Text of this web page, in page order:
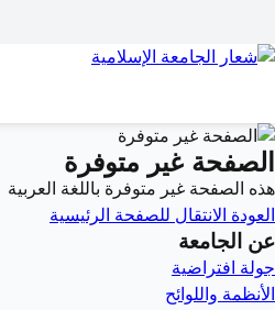
الصفحة غير متوفرة
هذه الصفحة غير متوفرة باللغة العربية
العودة الانتقال للصفحة الرئيسية
عن الجامعة
جولة افتراضية
الأنظمة واللوائح